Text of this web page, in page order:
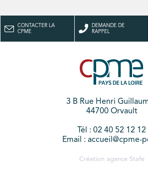
CONTACTER LA
CPME
DEMANDE DE
RAPPEL
3 B Rue Henri
44700 Orvault
Tél : 02 40 52 12 12
Email : accueil@cpme-
Création agence Stafe